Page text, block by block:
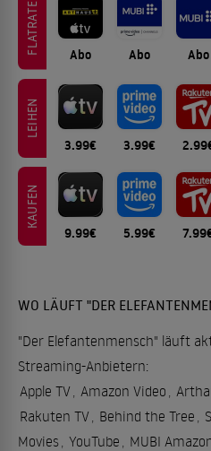
FLATRATE Abo Abo Abo
LEIHEN
3.99€ 3.99€
KAUFEN
9.99€ 5.99€
WO LÄUFT "DER
"Der Elefantenmensch" läuft
Streaming-Anbietern:
Apple TV Amazon Video
Rakuten TV Behind the Tree
Movies YouTube MUBI